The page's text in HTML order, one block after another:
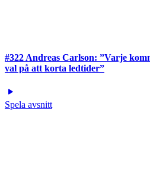
#322 Andreas Carlson: ”Varje
val på att korta ledtider”
Spela avsnitt